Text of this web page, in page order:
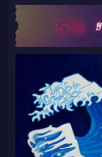
5%